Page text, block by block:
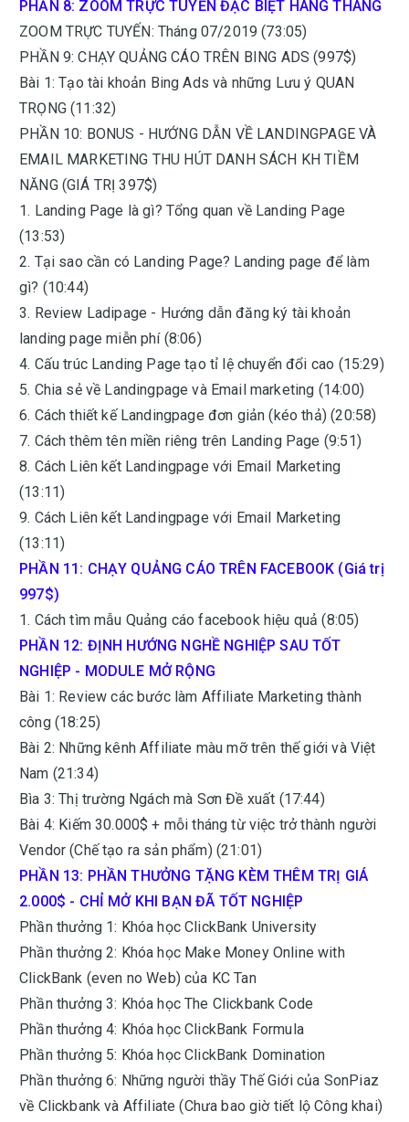
PHẦN 8: ZOOM TRỰC TUYẾN ĐẶC BIỆT HÀNG THÁNG
ZOOM TRỰC TUYẾN: Tháng 07/2019 (73:05)
PHẦN 9: CHẠY QUẢNG CÁO TRÊN BING ADS (997$)
Bài 1: Tạo tài khoản Bing Ads và những Lưu ý QUAN
TRỌNG (11:32)
PHẦN 10: BONUS - HƯỚNG DẪN VỀ LANDINGPAGE VÀ
EMAIL MARKETING THU HÚT DANH SÁCH KH TIỀM
NĂNG (GIÁ TRỊ 397$)
1. Landing Page là gì? Tổng quan về Landing Page
(13:53)
2. Tại sao cần có Landing Page? Landing page để làm
gì? (10:44)
3. Review Ladipage - Hướng dẫn đăng ký tài khoản
landing page miễn phí (8:06)
4. Cấu trúc Landing Page tạo tỉ lệ chuyển đổi cao (15:29)
5. Chia sẻ về Landingpage và Email marketing (14:00)
6. Cách thiết kế Landingpage đơn giản (kéo thả) (20:58)
7. Cách thêm tên miền riêng trên Landing Page (9:51)
8. Cách Liên kết Landingpage với Email Marketing
(13:11)
9. Cách Liên kết Landingpage với Email Marketing
(13:11)
PHẦN 11: CHẠY QUẢNG CÁO TRÊN FACEBOOK (Giá trị
997$)
1. Cách tìm mẫu Quảng cáo facebook hiệu quả (8:05)
PHẦN 12: ĐỊNH HƯỚNG NGHỀ NGHIỆP SAU TỐT
NGHIỆP - MODULE MỞ RỘNG
Bài 1: Review các bước làm Affiliate Marketing thành
công (18:25)
Bài 2: Những kênh Affiliate màu mỡ trên thế giới và Việt
Nam (21:34)
Bìa 3: Thị trường Ngách mà Sơn Đề xuất (17:44)
Bài 4: Kiếm 30.000$ + mỗi tháng từ việc trở thành người
Vendor (Chế tạo ra sản phẩm) (21:01)
PHẦN 13: PHẦN THƯỞNG TẶNG KÈM THÊM TRỊ GIÁ
2.000$ - CHỈ MỞ KHI BẠN ĐÃ TỐT NGHIỆP
Phần thưởng 1: Khóa học ClickBank University
Phần thưởng 2: Khóa học Make Money Online with
ClickBank (even no Web) của KC Tan
Phần thưởng 3: Khóa học The Clickbank Code
Phần thưởng 4: Khóa học ClickBank Formula
Phần thưởng 5: Khóa học ClickBank Domination
Phần thưởng 6: Những người thầy Thế Giới của SonPiaz
về Clickbank và Affiliate (Chưa bao giờ tiết lộ Công khai)